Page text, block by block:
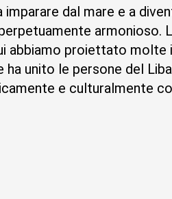
dal mare e a
armonioso.
abbiamo proiettato molte
unito le persone del
e culturalmente